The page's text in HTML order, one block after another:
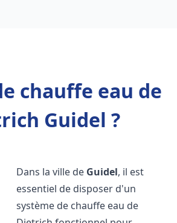
chauffe eau de
Guidel ?
Dans la ville de Guidel, il est
essentiel de disposer d'un
système de chauffe eau de